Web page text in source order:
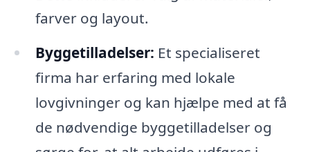
farver og layout.
Byggetilladelser: Et specialiseret
firma har erfaring med lokale
lovgivninger og kan hjælpe med at få
de nødvendige byggetilladelser og